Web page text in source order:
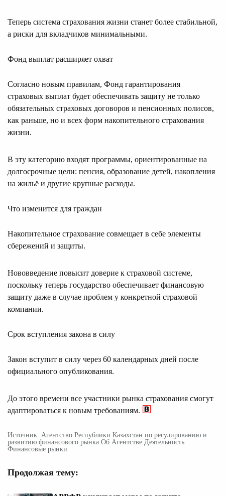
Теперь система страхования жизни станет более стабильной,
а риски для вкладчиков минимальными.
Фонд выплат расширяет охват
Согласно новым правилам, Фонд гарантирования
страховых выплат будет обеспечивать защиту не только
обязательных страховых договоров и пенсионных полисов,
как раньше, но и всех форм накопительного страхования
жизни.
В эту категорию входят программы, ориентированные на
долгосрочные цели: пенсия, образование детей, накопления
на жильё и другие крупные расходы.
Что изменится для граждан
Накопительное страхование совмещает в себе элементы
сбережений и защиты.
Нововведение повысит доверие к страховой системе,
поскольку теперь государство обеспечивает финансовую
защиту даже в случае проблем у конкретной страховой
компании.
Срок вступления закона в силу
Закон вступит в силу через 60 календарных дней после
официального опубликования.
До этого времени все участники рынка страхования смогут
адаптироваться к новым требованиям.
Источник: Агентство Республики Казахстан по регулированию и
развитию финансового рынка Об Агентстве Деятельность
Финансовые рынки
Продолжая тему: